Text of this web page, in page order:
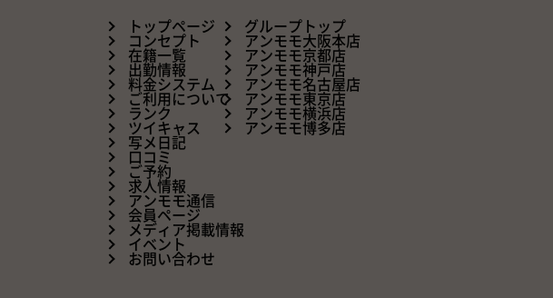
トップページ
コンセプト
在籍一覧
出勤情報
料金システム
ご利用について
ランク
ツイキャス
写メ日記
口コミ
ご予約
求人情報
アンモモ通信
会員ページ
メディア掲載情報
イベント
お問い合わせ
グループトップ
アンモモ大阪本店
アンモモ京都店
アンモモ神戸店
アンモモ名古屋店
アンモモ東京店
アンモモ横浜店
アンモモ博多店